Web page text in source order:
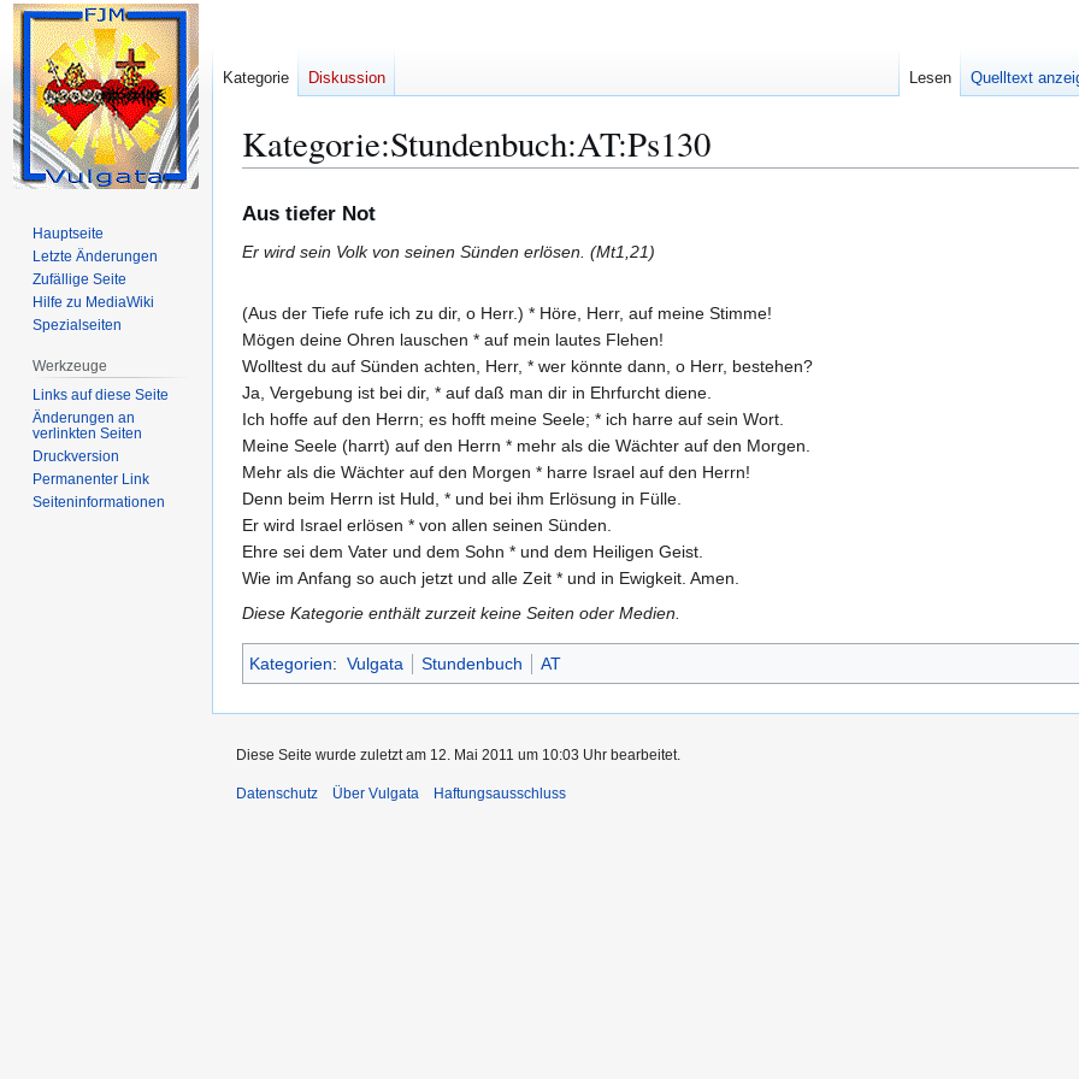
Kategorie:Stundenbuch:AT:Ps130
Navigation
springen
Suche
springen
Aus tiefer Not
Er wird sein Volk von seinen Sünden erlösen. (Mt1,21)
(Aus der Tiefe rufe ich zu dir, o Herr.) * Höre, Herr, auf meine Stimme!
Mögen deine Ohren lauschen * auf mein lautes Flehen!
Wolltest du auf Sünden achten, Herr, * wer könnte dann, o Herr, bestehen?
Ja, Vergebung ist bei dir, * auf daß man dir in Ehrfurcht diene.
Ich hoffe auf den Herrn; es hofft meine Seele; * ich harre auf sein Wort.
Meine Seele (harrt) auf den Herrn * mehr als die Wächter auf den Morgen.
Mehr als die Wächter auf den Morgen * harre Israel auf den Herrn!
Denn beim Herrn ist Huld, * und bei ihm Erlösung in Fülle.
Er wird Israel erlösen * von allen seinen Sünden.
Ehre sei dem Vater und dem Sohn * und dem Heiligen Geist.
Wie im Anfang so auch jetzt und alle Zeit * und in Ewigkeit. Amen.
Diese Kategorie enthält zurzeit keine Seiten oder Medien.
Kategorien: Vulgata Stundenbuch AT
Kategorie Diskussion Lesen Quelltext
Hauptseite
Letzte Änderungen
Zufällige Seite
Hilfe zu MediaWiki
Spezialseiten
Werkzeuge
Links auf diese Seite
Änderungen an
verlinkten Seiten
Druckversion
Permanenter Link
Seiten­­informationen
Diese Seite wurde zuletzt am 12. Mai 2011 um 10:03 Uhr bearbeitet.
Datenschutz Über Vulgata Haftungsausschluss